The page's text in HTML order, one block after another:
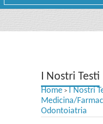
Testi scolastici
Carta Cultura e Carta del Merito
I Nostri Testi
Home > I Nostri
Medicina/
Odontoiatria